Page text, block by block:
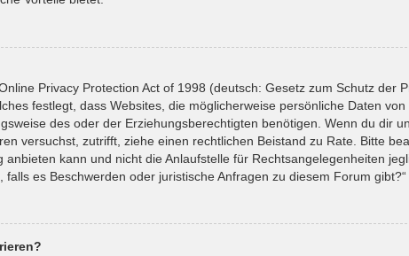
Privacy Protection Act of 1998 (deutsch: Gesetz zum Schutz der
festlegt, dass Websites, die möglicherweise persönliche Daten
des oder der Erziehungsberechtigten benötigen. Wenn du dir
versuchst, zutrifft, ziehe einen rechtlichen Beistand zu Rate. Bitte
anbieten kann und nicht die Anlaufstelle für Rechtsangelegenheiten
falls es Beschwerden oder juristische Anfragen zu diesem Forum gibt?“